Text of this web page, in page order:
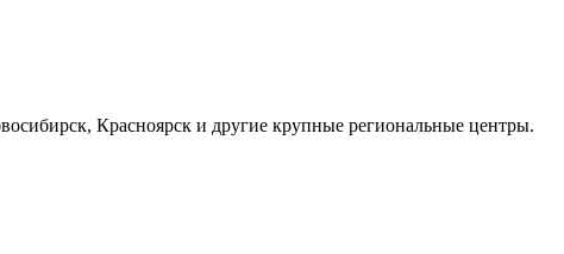
Красноярск и другие крупные региональные центры.